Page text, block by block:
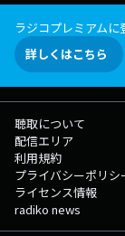
ラジコプレミアム
詳しくはこちら
聴取について
配信エリア
利用規約
プライバシーポリシ
ライセンス情報
radiko news